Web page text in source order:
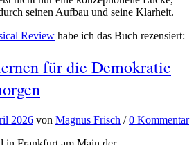
seinen Aufbau und seine Klarheit.
Review habe ich das Buch rezensiert:
für die Demokratie
2026 von Magnus Frisch /0 Kommentar